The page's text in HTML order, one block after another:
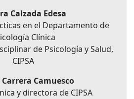
Calzada Edesa
en el Departamento de
Clínica
de Psicología y Salud,
CIPSA
Camuesco
y directora de CIPSA